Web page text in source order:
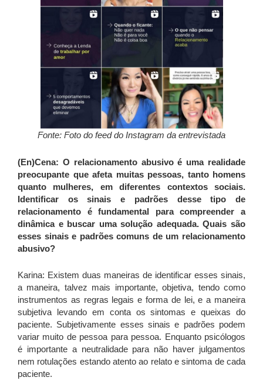
Fonte: Foto do feed do Instagram da entrevistada
(En)Cena: O relacionamento abusivo é uma realidade
preocupante que afeta muitas pessoas, tanto homens
quanto mulheres, em diferentes contextos sociais.
Identificar os sinais e padrões desse tipo de
relacionamento é fundamental para compreender a
dinâmica e buscar uma solução adequada. Quais são
esses sinais e padrões comuns de um relacionamento
abusivo?
Karina: Existem duas maneiras de identificar esses sinais,
a maneira, talvez mais importante, objetiva, tendo como
instrumentos as regras legais e forma de lei, e a maneira
subjetiva levando em conta os sintomas e queixas do
paciente. Subjetivamente esses sinais e padrões podem
variar muito de pessoa para pessoa. Enquanto psicólogos
é importante a neutralidade para não haver julgamentos
nem rotulações estando atento ao relato e sintoma de cada
paciente.